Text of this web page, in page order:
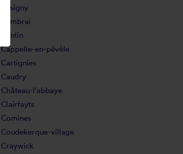
Busigny
Cambrai
Cantin
Cappelle-en-pévèle
Cartignies
Caudry
Château-l'abbaye
Clairfayts
Comines
Coudekerque-village
Craywick